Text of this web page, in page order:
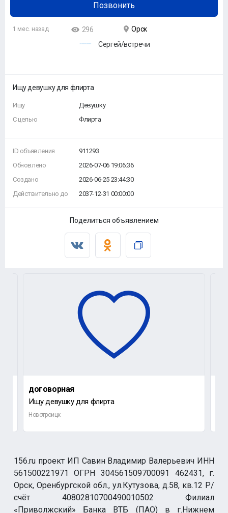
Позвонить
1 мес. назад 296
Орск
Сергей/встречи
Ищу девушку для флирта
Ищу
С целью
Девушку
Флирта
ID объявления
Обновлено
Создано
Действительно до
911293
2026-07-06 19:06:36
2026-06-25 23:44:30
2037-12-31 00:00:00
Поделиться объявлением
договорная
Ищу девушку для флирта
Новотроицк
156.ru проект ИП Савин Владимир Валерьевич ИНН
561500221971 ОГРН 304561509700091 462431, г.
Орск, Оренбургской обл., ул.Кутузова, д.58, кв.12 Р/
счёт 40802810700490010502 Филиал
«Приволжский» Банка ВТБ (ПАО) в г.Нижнем